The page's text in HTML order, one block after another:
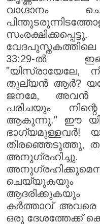
വാഗ്ദാനം
33:29-ൽ
"യിസ്രായേലേ,
തുല്യൻ ആർ?
ജനമേ, അവൻ
പരിചയും
ആകുന്നു." ഈ
ഭാഗ്യമുള്ളവർ!
തിരഞ്ഞെടുത്തു,
ചെയ്യുകയും
കർത്താവ് അവരെ
ഒരു ദേശത്തേക്ക്